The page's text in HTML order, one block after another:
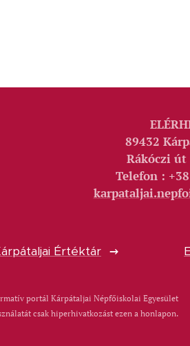
89432
Rákóczi út
Telefon :
Értéktár
portál Kárpátaljai Népfőiskolai Egyesület
csak hiperhivatkozást ezen a honlapon.